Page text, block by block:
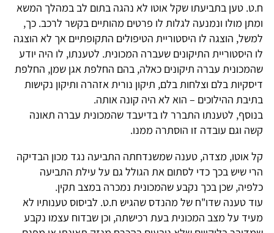
ח.ט. טען בתביעתו שקל אוטו לא נהגה בתום לב במהלך המשא
ומתן מולו ונמנעה לגלות לו פרטים מהותיים בקשר לרכב. כך,
למשל, הוצגה לו היסטוריית הטיפולים התקופתיים אך לא הוצגה
לו היסטוריית התיקונים שעברה המכונית. לטענתו, לו היה יודע
שהמכונית עברה תיקונים כאלה, בהם החלפת אגן שמן, החלפת
דיסקיות בלם וצלחות בלם, תיקון נורית אזהרה ותיקון נקישות
בתיבת ההילוכים – הוא לא היה קונה אותה.
בנוסף, לטענתו התברר לו בדיעבד שהמכונית עברה תאונה
קשה וגם עובדה זו הוסתרה ממנו.
קל אוטו, מצדה, טענה שמשנדחתה התביעה נגד מכון הבדיקה
הרי שיש בכך כדי לסתום את הגולל גם על עילת התביעה
כלפיה, שכן בכך נקבע שהמכונית נמכרה במצב תקין.
עוד טענה שדו"ח של מהנדס שהגיש ח.ט. לביסוס טענותיו לא
מעיד על מצב המכונית בעת רכישתה, וכן שבדוח עצמו נקבע